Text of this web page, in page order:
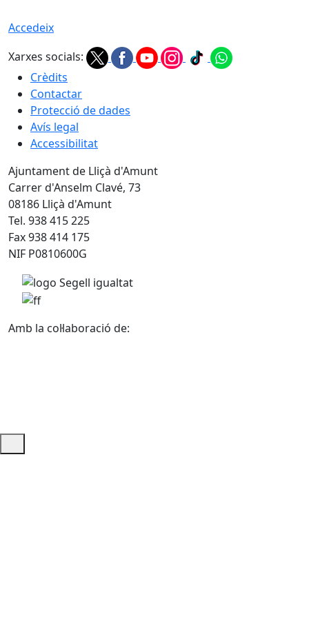
Accedeix
Xarxes socials:
Crèdits
Contactar
Protecció de dades
Avís legal
Accessibilitat
Ajuntament de Lliçà d'Amunt
Carrer d'Anselm Clavé, 73
08186 Lliçà d'Amunt
Tel. 938 415 225
Fax 938 414 175
NIF P0810600G
Amb la col·laboració de: